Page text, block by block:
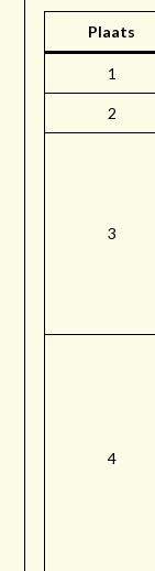
Plaats
1
2
3
4